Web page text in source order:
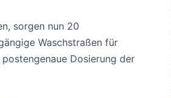
sorgen nun 20
Waschstraßen für
Dosierung der